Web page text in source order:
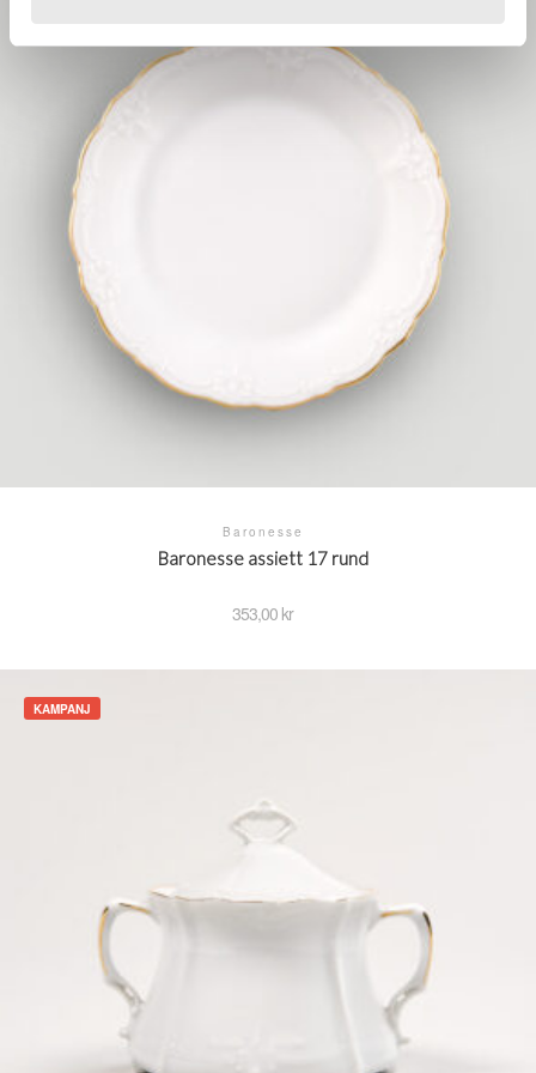
Baronesse
Baronesse assiett 17 rund
353,00 kr
KAMPANJ